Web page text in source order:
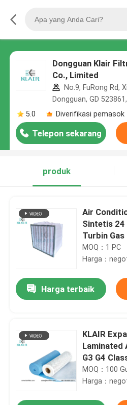
Dongguan Klair
Co., Limited
No.9, FuRong Rd,
Dongguan, GD
5.0
Diverifikasi pemasok
Telepon sekarang
produk
Air
Sintetis 24
Turbin Gas
MOQ：1 PC
Harga：
Harga terbaik
KLAIR
Laminated
G3 G4
MOQ：100
Harga：